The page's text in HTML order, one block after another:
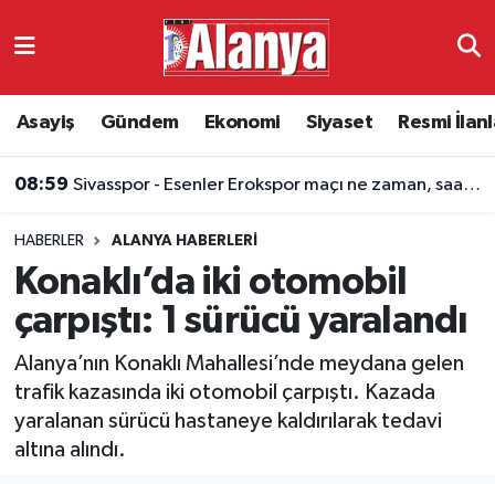
Asayiş Gündem Ekonomi Siyaset Resmi
08:59 Sivasspor - Esenler Erokspor maçı ne zaman, saat kaçta ve hangi kanalda?
HABERLER ALANYA HABERLERI
Konaklı’da iki otomobil
çarpıştı: 1 sürücü yaralandı
Alanya’nın Konaklı Mahallesi’nde meydana gelen
trafik kazasında iki otomobil çarpıştı. Kazada
yaralanan sürücü hastaneye kaldırılarak tedavi
altına alındı.
Ekonomi
Resmi İlanlar
Alanyaspor
Turizm
Antalya Namaz Vakitleri
Süper Lig Puan Durumu ve Fikstür
Tüm Manşetler
Son Dakika Haberleri